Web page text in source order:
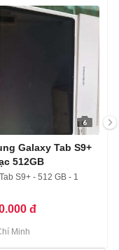
6
Galaxy Tab S9+
512GB
S9+ - 512 GB - 1
đ
Minh